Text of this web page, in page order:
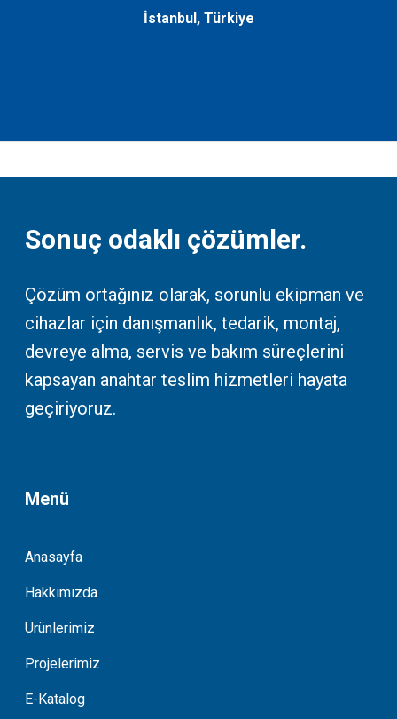
İstanbul, Türkiye
Sonuç odaklı çözümler.
Çözüm ortağınız olarak, sorunlu ekipman ve
cihazlar için danışmanlık, tedarik, montaj,
devreye alma, servis ve bakım süreçlerini
kapsayan anahtar teslim hizmetleri hayata
geçiriyoruz.
Menü
Anasayfa
Hakkımızda
Ürünlerimiz
Projelerimiz
E-Katalog